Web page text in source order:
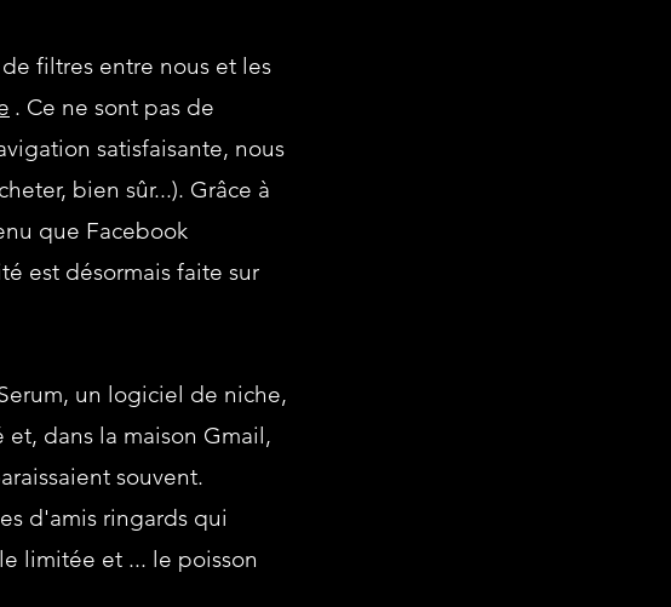
filtres entre nous et les
. Ce ne sont pas de
satisfaisante, nous
bien sûr...). Grâce à
que Facebook
est désormais faite sur
un logiciel de niche,
dans la maison Gmail,
souvent.
d'amis ringards qui
limitée et ... le poisson